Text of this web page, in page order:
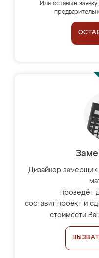
Или оставьте
Дизайнер-замерщик
проведёт
составит проект и
стоимости